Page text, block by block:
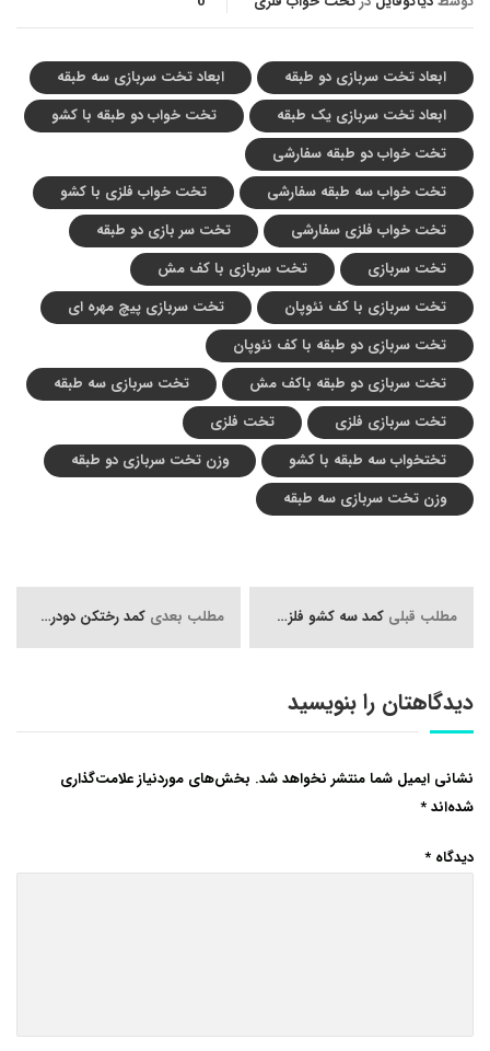
ابعاد تخت سربازی دو طبقه
ابعاد تخت سربازی سه طبقه
ابعاد تخت سربازی یک طبقه
تخت خواب دو طبقه با کشو
تخت خواب دو طبقه سفارشی
تخت خواب سه طبقه سفارشی
تخت خواب فلزی با کشو
تخت خواب فلزی سفارشی
تخت سر بازی دو طبقه
تخت سربازی
تخت سربازی با کف مش
تخت سربازی با کف نئوپان
تخت سربازی پیچ مهره ای
تخت سربازی دو طبقه با کف نئوپان
تخت سربازی دو طبقه باکف مش
تخت سربازی سه طبقه
تخت سربازی فلزی
تخت فلزی
تختخواب سه طبقه با کشو
وزن تخت سربازی دو طبقه
وزن تخت سربازی سه طبقه
مطلب قبلی کمد سه کشو فلزی/کمد سه کشو/قیمت فایل سه کشو/فایل سه کشو رمزدار مطلب بعدی کمد رختکن دودرب روی هم,ابعاد کمد رختکن دو درب روی هم
دیدگاهتان را بنویسید
نشانی ایمیل شما منتشر نخواهد شد. بخش‌های موردنیاز علامت‌گذاری
شده‌اند*
دیدگاه *